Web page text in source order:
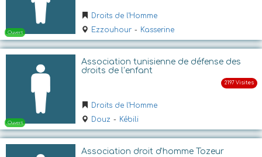
Ouvert
Droits de l'Homme
Ezzouhour - Kasserine
Association tunisienne de défense des
droits de l’enfant
Droits de l'Homme
Douz - Kébili
Association droit d'homme Tozeur